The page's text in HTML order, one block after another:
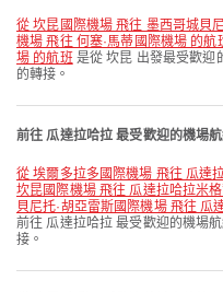
從 坎昆國際機場 飛往 墨西哥城
機場 飛往 何塞·馬蒂國際機場 的航
場 的航班 是從 坎昆 出發最受歡迎
的轉接。
前往 瓜達拉哈拉 最受歡迎的機場
從 埃爾多拉多國際機場 飛往 瓜
坎昆國際機場 飛往 瓜達拉哈拉米
貝尼托·胡亞雷斯國際機場 飛往 瓜
前往 瓜達拉哈拉 最受歡迎的機場
接。